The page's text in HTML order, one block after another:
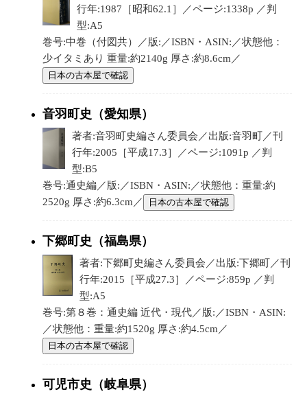
行年:1987［昭和62.1］／ページ:1338p ／判
型:A5
巻号:中巻（付図共）／版:／ISBN・ASIN:／状態他：
少イタミあり 重量:約2140g 厚さ:約8.6cm／
日本の古本屋で確認
音羽町史（愛知県）
著者:音羽町史編さん委員会／出版:音羽町／刊
行年:2005［平成17.3］／ページ:1091p ／判
型:B5
巻号:通史編／版:／ISBN・ASIN:／状態他：重量:約
2520g 厚さ:約6.3cm／
日本の古本屋で確認
下郷町史（福島県）
著者:下郷町史編さん委員会／出版:下郷町／刊
行年:2015［平成27.3］／ページ:859p ／判
型:A5
巻号:第８巻：通史編 近代・現代／版:／ISBN・ASIN:
／状態他：重量:約1520g 厚さ:約4.5cm／
日本の古本屋で確認
可児市史（岐阜県）